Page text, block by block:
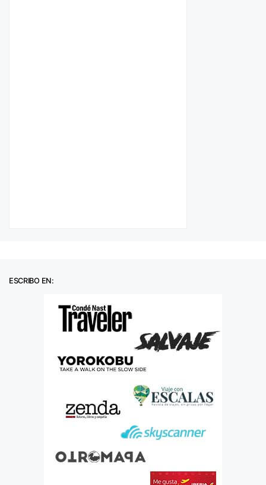
ESCRIBO EN: